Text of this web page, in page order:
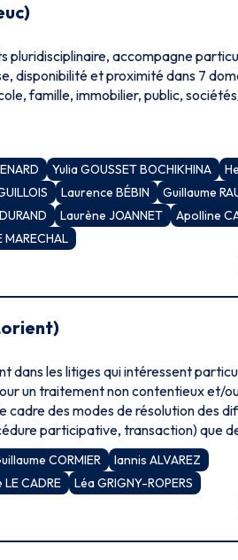
pluridisciplinaire, accompagne
disponibilité et proximité dans 7
famille, immobilier, public,
Yulia GOUSSET BOCHIKHINA
Laurence BÉBIN
Guillaume
Laurène JOANNET
Apolline
MARECHAL
dans les litiges qui intéressent
un traitement non contentieux et/
cadre des modes de résolution des
participative, transaction) que
CORMIER
Iannis ALVAREZ
CADRE
Léa GRIGNY-ROPERS